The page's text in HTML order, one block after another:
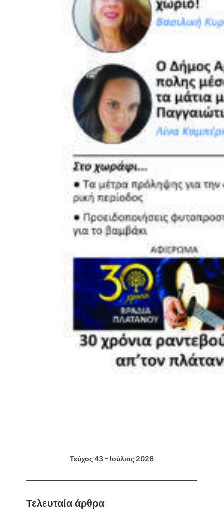
Τεύχος 43 – Ιούλιος 2026
Τελευταία άρθρα